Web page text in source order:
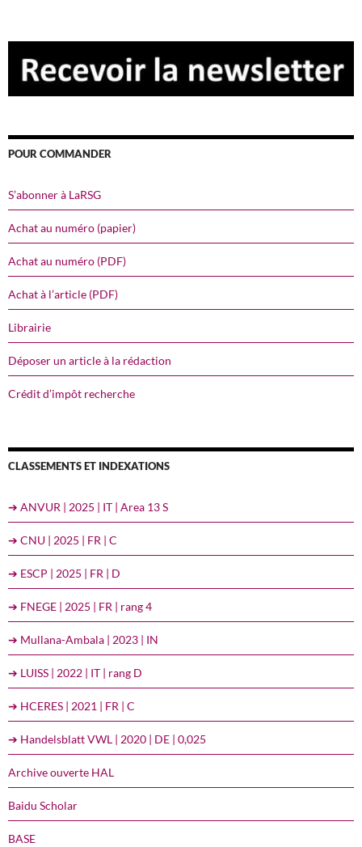
POUR COMMANDER
S’abonner à LaRSG
Achat au numéro (papier)
Achat au numéro (PDF)
Achat à l’article (PDF)
Librairie
Déposer un article à la rédaction
Crédit d’impôt recherche
CLASSEMENTS ET INDEXATIONS
➔ ANVUR | 2025 | IT | Area 13 S
➔ CNU | 2025 | FR | C
➔ ESCP | 2025 | FR | D
➔ FNEGE | 2025 | FR | rang 4
➔ Mullana-Ambala | 2023 | IN
➔ LUISS | 2022 | IT | rang D
➔ HCERES | 2021 | FR | C
➔ Handelsblatt VWL | 2020 | DE | 0,025
Archive ouverte HAL
Baidu Scholar
BASE